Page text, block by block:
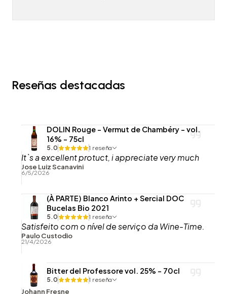
Reseñas destacadas
DOLIN Rouge - Vermut de Chambéry - vol.
16% - 75cl
5.0 1 reseña
It`s a excellent protuct, i appreciate very much
Jose Luiz Scanavini
6/5/2026
(À PARTE) Blanco Arinto + Sercial DOC
Bucelas Bio 2021
5.0 1 reseña
Satisfeito com o nível de serviço da Wine-Time.
Paulo Custodio
21/4/2026
Bitter del Professore vol. 25% - 70cl
5.0 1 reseña
Johann Fresne